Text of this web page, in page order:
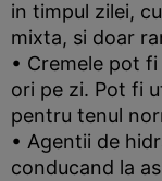
in timpul zilei,
mixta, si doar
• Cremele pot
ori pe zi. Pot fi
pentru tenul
• Agentii de
conducand la